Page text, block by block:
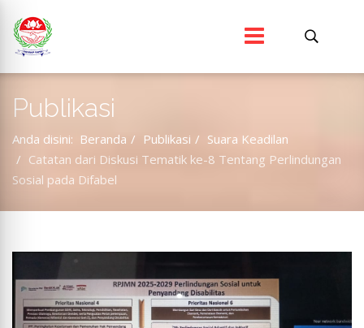
Publikasi
Anda disini: Beranda Publikasi
Suara Keadilan
Catatan dari Diskusi Tematik ke-8 Tentang Perlindungan
Sosial pada Difabel